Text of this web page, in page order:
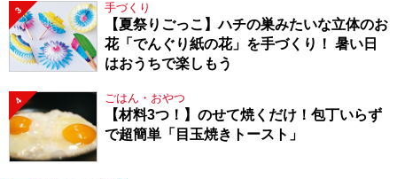
3 手づくり
【夏祭りごっこ】ハチの巣みたいな立体のお
花「でんぐり紙の花」を手づくり！ 暑い日
はおうちで楽しもう
4 ごはん・おやつ
【材料3つ！】のせて焼くだけ！包丁いらず
で超簡単「目玉焼きトースト」